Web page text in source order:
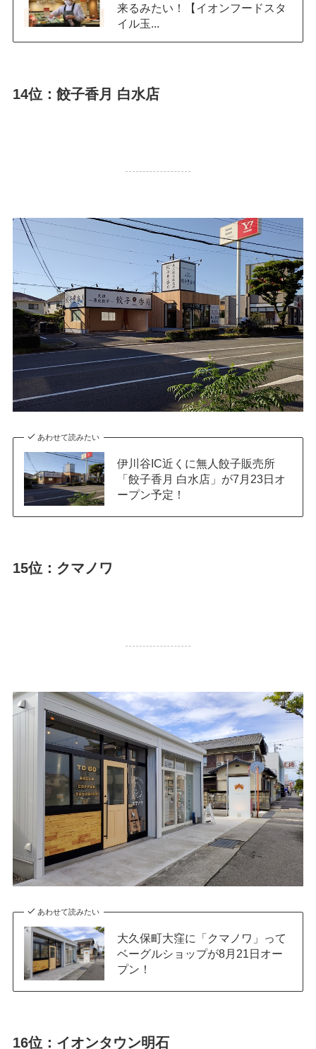
来るみたい！【イオンフードスタ
イル玉...
14位：餃子香月 白水店
あわせて読みたい
伊川谷IC近くに無人餃子販売所
「餃子香月 白水店」が7月23日オ
ープン予定！
15位：クマノワ
あわせて読みたい
大久保町大窪に「クマノワ」って
ベーグルショップが8月21日オー
プン！
16位：イオンタウン明石